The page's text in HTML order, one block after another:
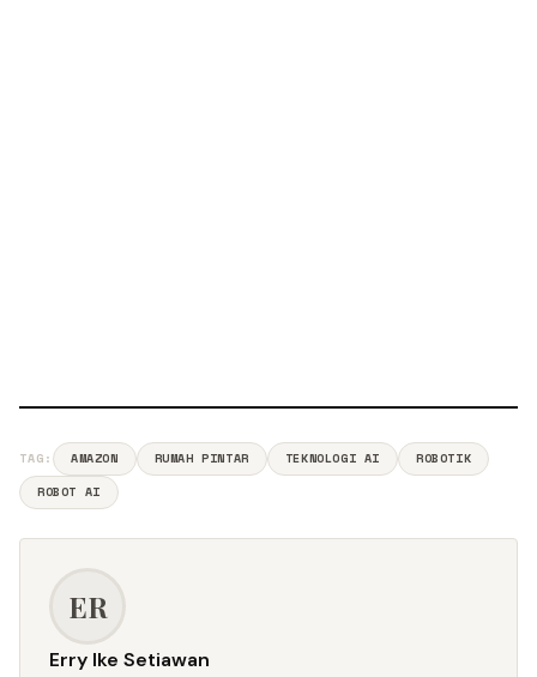
TAG: AMAZON RUMAH PINTAR TEKNOLOGI AI
ROBOTIK
ROBOT AI
ER
Erry Ike Setiawan